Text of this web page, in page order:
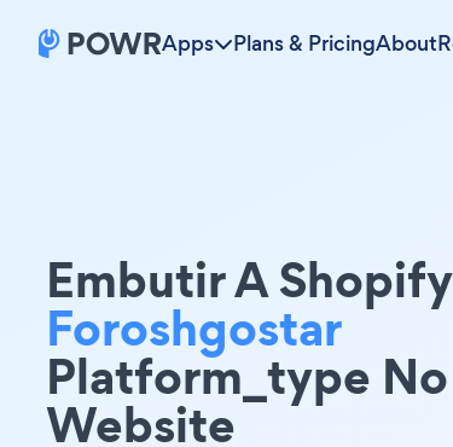
Apps Plans & PricingAbout
Embutir A
Foroshgostar
Platform_type No
Website